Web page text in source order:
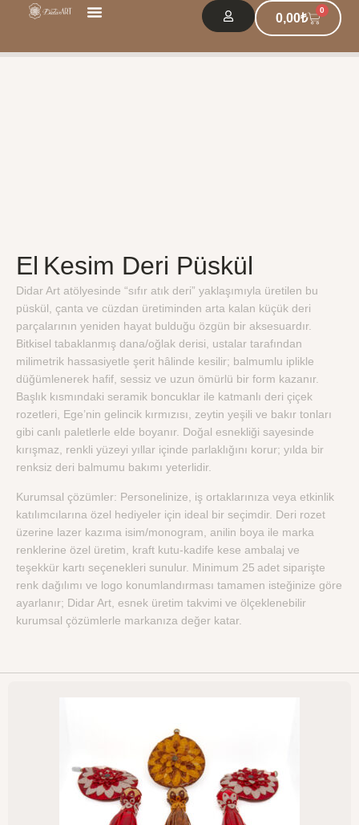
0,00₺
0
251 | El Kesim Deri Püskül
El Kesim Deri Püskül
Didar Art atölyesinde “sıfır atık deri” yaklaşımıyla üretilen bu
püskül, çanta ve cüzdan üretiminden arta kalan küçük deri
parçalarının yeniden hayat bulduğu özgün bir aksesuardır.
Bitkisel tabaklanmış dana/oğlak derisi, ustalar tarafından
milimetrik hassasiyetle şerit hâlinde kesilir; balmumlu iplikle
düğümlenerek hafif, sessiz ve uzun ömürlü bir form kazanır.
Başlık kısmındaki seramik boncuklar ile katmanlı deri çiçek
rozetleri, Ege’nin gelincik kırmızısı, zeytin yeşili ve bakır tonları
gibi canlı paletlerle elde boyanır. Doğal esnekliği sayesinde
kırışmaz, renkli yüzeyi yıllar içinde parlaklığını korur; yılda bir
renksiz deri balmumu bakımı yeterlidir.
Kurumsal çözümler: Personelinize, iş ortaklarınıza veya etkinlik
katılımcılarına özel hediyeler için ideal bir seçimdir. Deri rozet
üzerine lazer kazıma isim/monogram, anilin boya ile marka
renklerine özel üretim, kraft kutu‑kadife kese ambalaj ve
teşekkür kartı seçenekleri sunulur. Minimum 25 adet siparişte
renk dağılımı ve logo konumlandırması tamamen isteğinize göre
ayarlanır; Didar Art, esnek üretim takvimi ve ölçeklenebilir
kurumsal çözümlerle markanıza değer katar.